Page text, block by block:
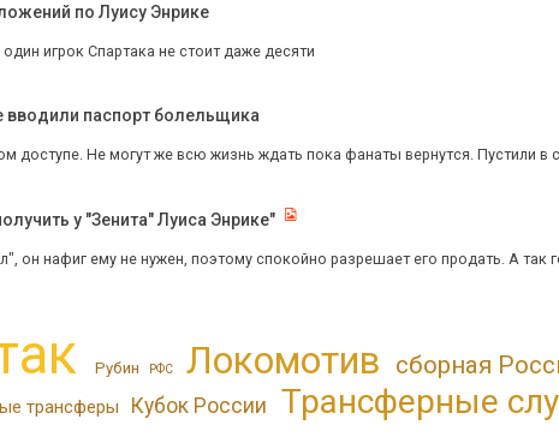
по Луису Энрике
игрок Спартака не стоит даже десяти
вводили паспорт болельщика
доступе. Не могут же всю жизнь ждать пока фанаты вернутся. Пустили
у "Зенита" Луиса Энрике"
он нафиг ему не нужен, поэтому спокойно разрешает его продать. А так
Рубин РФС Локомотив сборная
трансферы Кубок России Трансферные